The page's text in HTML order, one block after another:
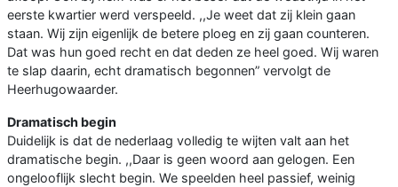
eerste kwartier werd verspeeld. ,,Je weet dat zij klein gaan
staan. Wij zijn eigenlijk de betere ploeg en zij gaan counteren.
Dat was hun goed recht en dat deden ze heel goed. Wij waren
te slap daarin, echt dramatisch begonnen” vervolgt de
Heerhugowaarder.
Dramatisch begin
Duidelijk is dat de nederlaag volledig te wijten valt aan het
dramatische begin. ,,Daar is geen woord aan gelogen. Een
ongelooflijk slecht begin. We speelden heel passief, weinig